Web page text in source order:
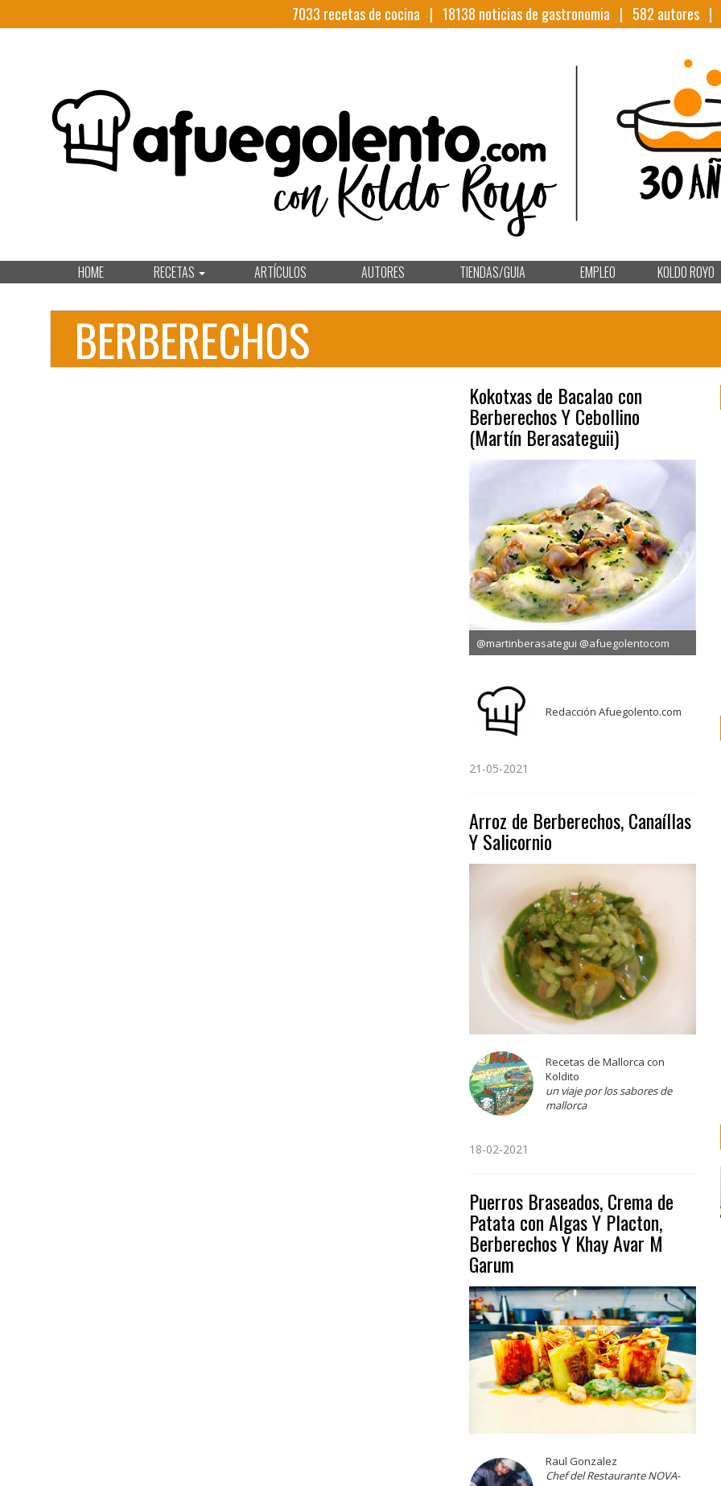
7033 recetas de cocina | 18138 noticias de gastronomia | 582 autores |
HOME RECETAS ARTÍCULOS AUTORES TIENDAS/GUIA EMPLEO KOLDO ROYO
BERBERECHOS
Kokotxas de Bacalao con
Berberechos Y Cebollino
(Martín Berasateguii)
@martinberasategui @afuegolentocom
Redacción Afuegolento.com
21-05-2021
Arroz de Berberechos, Canaíllas
Y Salicornio
Recetas de Mallorca con
Koldito
un viaje por los sabores de
mallorca
18-02-2021
Puerros Braseados, Crema de
Patata con Algas Y Placton,
Berberechos Y Khay Avar M
Garum
Raul Gonzalez
Chef del Restaurante NOVA-